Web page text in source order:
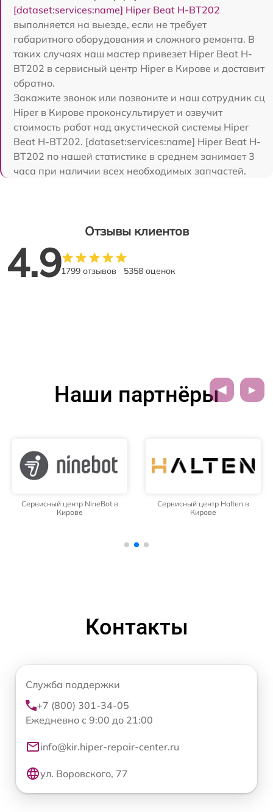
[dataset:services:name] Hiper Beat H-BT202
выполняется на выезде, если не требует
габаритного оборудования и сложного ремонта. В
таких случаях наш мастер привезет Hiper Beat H-
BT202 в сервисный центр Hiper в Кирове и доставит
обратно.
Закажите звонок или позвоните и наш сотрудник сц
Hiper в Кирове проконсультирует и озвучит
стоимость работ над акустической системы Hiper
Beat H-BT202. [dataset:services:name] Hiper Beat H-
BT202 по нашей статистике в среднем занимает 3
часа при наличии всех необходимых запчастей.
Отзывы клиентов
4.91799 отзывов 5358 оценок
Наши партнёры
Сервисный центр NineBot в
Кирове
Сервисный центр Halten в
Кирове
Контакты
Служба поддержки
+7 (800) 301-34-05
Ежедневно с 9:00 до 21:00
info@kir.hiper-repair-center.ru
ул. Воровского, 77